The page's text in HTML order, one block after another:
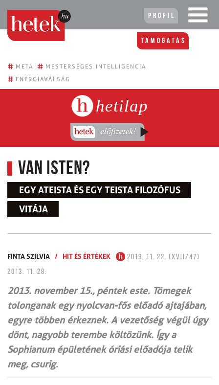
Profil
Támogatás
# META # MESTERSÉGES INTELLIGENCIA
# ENERGIAVÁLSÁG
hetilap
Van Isten?
EGY ATEISTA ÉS EGY TEISTA FILOZÓFUS
VITÁJA
FINTA SZILVIA / HIT ÉS ÉRTÉKEK
2013. 11. 22. (XVII/47)
2013. 11. 28.
2013. november 15., péntek este. Tömegek
tolonganak egy nyolcvan-fős előadó ajtajában,
egyre többen érkeznek. A vezetőség végül úgy
dönt, nagyobb terembe költözünk. Így a
Sophianum épületének óriási előadója telik
meg, csurig.